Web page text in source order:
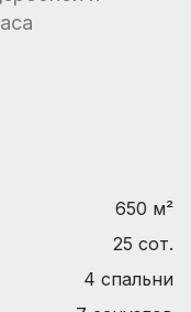
650 м²
25 сот.
4 спальни